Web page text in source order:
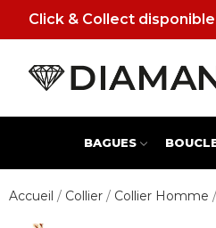
Click & Collect
BAGUES
Accueil Collier Collier Homme